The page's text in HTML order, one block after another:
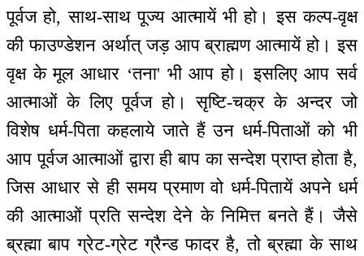
पूर्वज हो, साथ-साथ पूज्य आत्मायें भी हो। इस कल्प-वृक्ष
की फाउण्डेशन अर्थात् जड़ आप ब्राह्मण आत्मायें हो। इस
वृक्ष के मूल आधार ‘तना' भी आप हो। इसलिए आप सर्व
आत्माओं के लिए पूर्वज हो। सृष्टि-चक्र के अन्दर जो
विशेष धर्म-पिता कहलाये जाते हैं उन धर्म-पिताओं को भी
आप पूर्वज आत्माओं द्वारा ही बाप का सन्देश प्राप्त होता है,
जिस आधार से ही समय प्रमाण वो धर्म-पितायें अपने धर्म
की आत्माओं प्रति सन्देश देने के निमित्त बनते हैं। जैसे
ब्रह्मा बाप ग्रेट-ग्रेट ग्रैन्ड फादर है, तो ब्रह्मा के साथ